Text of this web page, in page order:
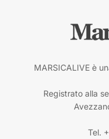
MARSICALIVE è
Registrato alla
Tel.